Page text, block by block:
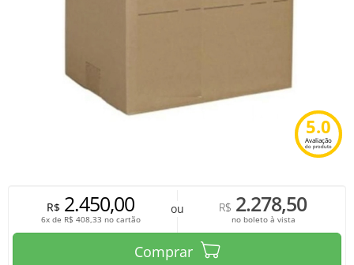
5.0
Avaliação
do produto
R$2.450,00
6x de R$ 408,33 no cartão
ou R$2.278,50
no boleto à vista
Comprar